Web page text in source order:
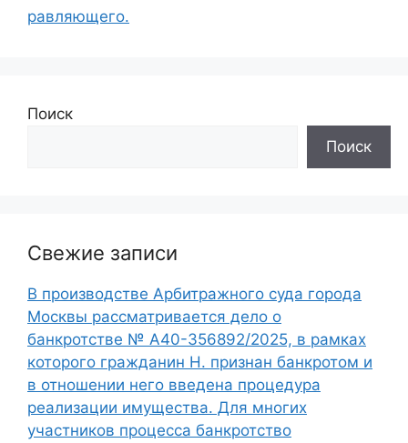
равляющего.
Поиск
Поиск
Свежие записи
В производстве Арбитражного суда города
Москвы рассматривается дело о
банкротстве № А40-356892/2025, в рамках
которого гражданин Н. признан банкротом и
в отношении него введена процедура
реализации имущества. Для многих
участников процесса банкротство